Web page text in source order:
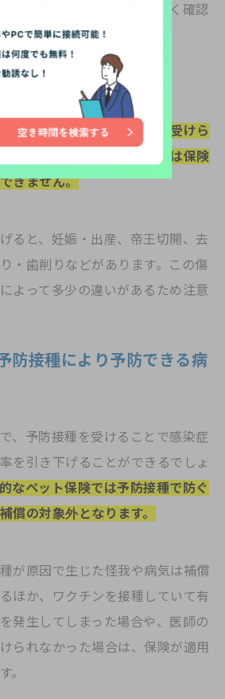
取り扱い方が違うため、よく確認
う。
もの
に関するどのような補償も受けら
く、傷病にあたらないものは保険
きません。
ると、妊娠・出産、帝王切開、去
・歯削りなどがあります。この傷
よって多少の違いがあるため注意
防接種により予防できる病
、予防接種を受けることで感染症
を引き下げることができるでしょ
なペット保険では予防接種で防ぐ
償の対象外となります。
が原因で生じた怪我や病気は補償
ほか、ワクチンを接種していて有
発生してしまった場合や、医師の
られなかった場合は、保険が適用
。